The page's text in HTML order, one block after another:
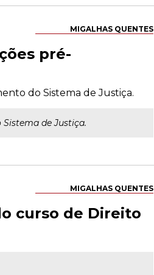
MIGALHAS QUENTES
pré-
do Sistema de Justiça.
de Justiça.
MIGALHAS QUENTES
curso de Direito